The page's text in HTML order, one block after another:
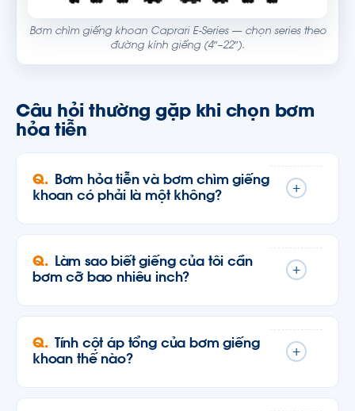
Bơm chìm giếng khoan Caprari E-Series — chọn series theo
đường kính giếng (4″–22″).
Câu hỏi thường gặp khi chọn bơm
hỏa tiễn
Bơm hỏa tiễn và bơm chìm giếng
khoan có phải là một không?
+
Làm sao biết giếng của tôi cần
bơm cỡ bao nhiêu inch?
+
Tính cột áp tổng của bơm giếng
khoan thế nào?
+